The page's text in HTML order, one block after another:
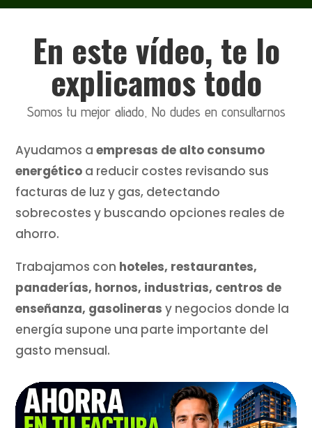
En este vídeo, te lo
explicamos todo
Somos tu mejor aliado, No dudes en consultarnos
Ayudamos aempresas de alto consumo
energético a reducir costes revisando sus
facturas de luz y gas, detectando
sobrecostes y buscando opciones reales de
ahorro.
Trabajamos con hoteles, restaurantes,
panaderías, hornos, industrias, centros de
enseñanza, gasolineras y negocios donde la
energía supone una parte importante del
gasto mensual.